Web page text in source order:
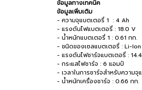
ข้อมูลทางเทคนิค
ข้อมูลเพิ่มเติม
- ความจุแบตเตอรี่ 1 : 4 Ah
- แรงดันไฟแบตเตอรี่ : 18.0 V
- น้ำหนักแบตเตอรี่ 1 : 0.61 กก.
- ชนิดของเซลแบตเตอรี่ : Li-Ion
- แรงดันไฟชาร์จแบตเตอรี่ :
- กระแสไฟชาร์จ : 6 แอมป์
- เวลาในการชาร์จสำหรับควา
- น้ำหนักเครื่องชาร์จ : 0.66 กก.